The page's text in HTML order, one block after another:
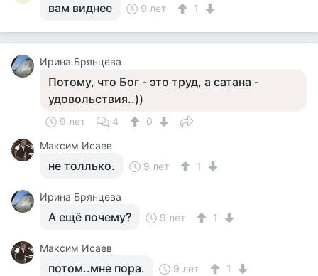
вам виднее 9 лет 1
Ирина Брянцева
Потому, что Бог - это труд, а сатана -
удовольствия..))
9 лет 4
0
Максим Исаев
не толлько. 9 лет 1
Ирина Брянцева
А ещё почему? 9 лет 1
Максим Исаев
потом..мне пора. 9 лет 1